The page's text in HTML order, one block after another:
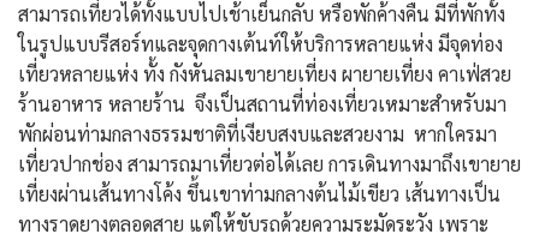
สามารถเที่ยวได้ทั้งแบบไปเช้าเย็นกลับ หรือพักค้างคืน มีที่พักทั้ง
ในรูปแบบรีสอร์ทและจุดกางเต้นท์ให้บริการหลายแห่ง มีจุดท่อง
เที่ยวหลายแห่ง ทั้ง กังหันลมเขายายเที่ยง ผายายเที่ยง คาเฟ่สวย
ร้านอาหาร หลายร้าน จึงเป็นสถานที่ท่องเที่ยวเหมาะสำหรับมา
พักผ่อนท่ามกลางธรรมชาติที่เงียบสงบและสวยงาม หากใครมา
เที่ยวปากช่อง สามารถมาเที่ยวต่อได้เลย การเดินทางมาถึงเขายาย
เที่ยงผ่านเส้นทางโค้ง ขึ้นเขาท่ามกลางต้นไม้เขียว เส้นทางเป็น
ทางราดยางตลอดสาย แต่ให้ขับรถด้วยความระมัดระวัง เพราะ